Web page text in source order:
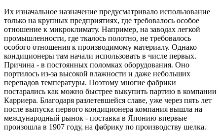
Их изначальное назначение предусматривало использование
только на крупных предприятиях, где требовалось особое
отношение к микроклимату. Например, на заводах легкой
промышленности, где ткалось полотно, не требовалось
особого отношения к производимому материалу. Однако
кондиционеры там начали использовать в числе первых.
Причина - в постоянных поломках оборудования. Оно
портилось из-за высокой влажности и даже небольших
перепадов температуры. Поэтому многие фабрики
постарались как можно быстрее выкупить партию в компании
Карриера. Благодаря разлетевшейся славе, уже через пять лет
после выпуска первого кондиционера компания вышла на
международный рынок - поставка в Японию впервые
произошла в 1907 году, на фабрику по производству шелка.